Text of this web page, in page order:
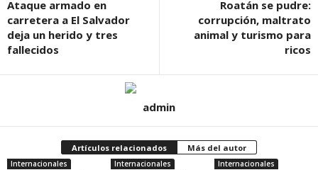
Ataque armado en
carretera a El Salvador
deja un herido y tres
fallecidos
Roatán se pudre:
corrupción, maltrato
animal y turismo para
ricos
admin
Artículos relacionados Más del autor
Internacionales Internacionales Internacionales